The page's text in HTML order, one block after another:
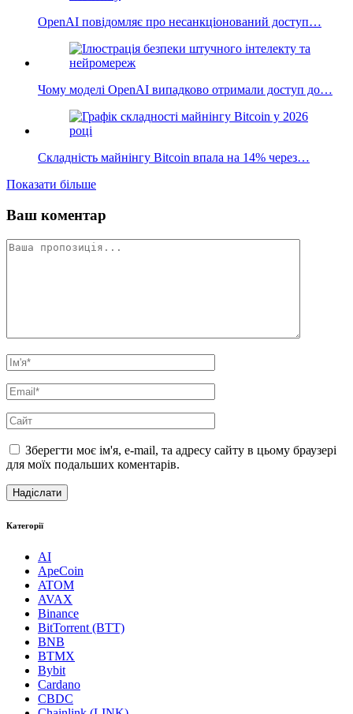
OpenAI повідомляє про несанкціонований доступ…
Чому моделі OpenAI випадково отримали доступ до…
Складність майнінгу Bitcoin впала на 14% через…
Показати більше
Ваш коментар
Зберегти моє ім'я, e-mail, та адресу сайту в цьому браузері
для моїх подальших коментарів.
Категорії
AI
ApeCoin
ATOM
AVAX
Binance
BitTorrent (BTT)
BNB
BTMX
Bybit
Cardano
CBDC